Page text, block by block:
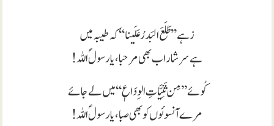
زہے’’طَلَعَ البَدرُ عَلَینا‘‘کہ طیبہ میں
ہے سرشار اب بھی مرحبا، یارسولؐ اللہ!
کُوئے’’مِن ثَنِیَّاتِ الوِدَاعٖ‘‘میں لے جائے
مرے آنسوئوں کو بھی صبا، یارسولؐ اللہ!